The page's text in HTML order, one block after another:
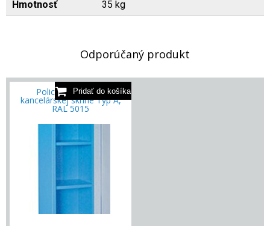
Hmotnosť
35 kg
Odporúčaný produkt
Polica do kovovej
kancelárskej skrine Typ A,
RAL 5015